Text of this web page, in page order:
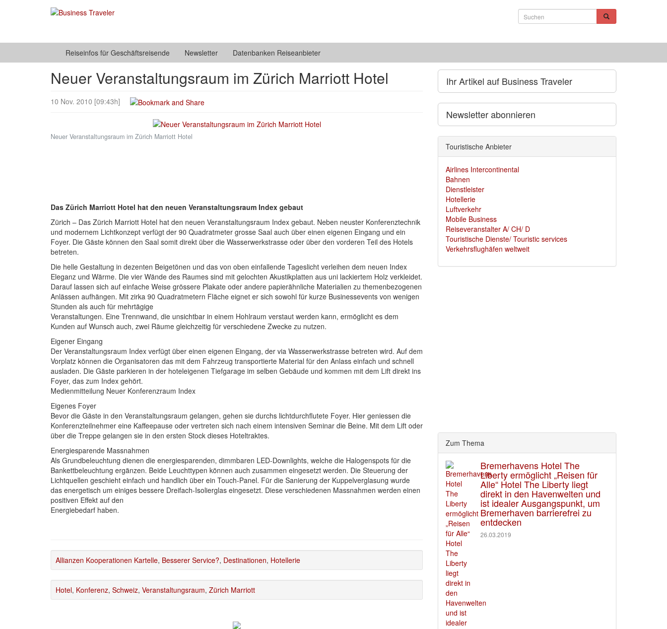
Reiseinfos für Geschäftsreisende Newsletter Datenbanken Reiseanbieter
Neuer Veranstaltungsraum im Zürich Marriott Hotel
10 Nov. 2010 [09:43h]
Neuer Veranstaltungsraum im Zürich Marriott Hotel
Das Zürich Marriott Hotel hat den neuen Veranstaltungsraum Index gebaut
Zürich – Das Zürich Marriott Hotel hat den neuen Veranstaltungsraum Index gebaut. Neben neuster Konferenztechnik
und modernem Lichtkonzept verfügt der 90 Quadratmeter grosse Saal auch über einen eigenen Eingang und ein
Foyer. Die Gäste können den Saal somit direkt über die Wasserwerkstrasse oder über den vorderen Teil des Hotels
betreten.
Die helle Gestaltung in dezenten Beigetönen und das von oben einfallende Tageslicht verleihen dem neuen Index
Eleganz und Wärme. Die vier Wände des Raumes sind mit gelochten Akustikplatten aus uni lackiertem Holz verkleidet.
Darauf lassen sich auf einfache Weise grössere Plakate oder andere papierähnliche Materialien zu themenbezogenen
Anlässen aufhängen. Mit zirka 90 Quadratmetern Fläche eignet er sich sowohl für kurze Businessevents von wenigen
Stunden als auch für mehrtägige
Veranstaltungen. Eine Trennwand, die unsichtbar in einem Hohlraum verstaut werden kann, ermöglicht es dem
Kunden auf Wunsch auch, zwei Räume gleichzeitig für verschiedene Zwecke zu nutzen.
Eigener Eingang
Der Veranstaltungsraum Index verfügt über einen eigenen Eingang, der via Wasserwerkstrasse betreten wird. Auf dem
Vorplatz können die Organisatoren das mit dem Fahrzeug transportierte Material für den Anlass einfach und schnell
ausladen. Die Gäste parkieren in der hoteleigenen Tiefgarage im selben Gebäude und kommen mit dem Lift direkt ins
Foyer, das zum Index gehört.
Medienmitteilung Neuer Konferenzraum Index
Eigenes Foyer
Bevor die Gäste in den Veranstaltungsraum gelangen, gehen sie durchs lichtdurchflutete Foyer. Hier geniessen die
Konferenzteilnehmer eine Kaffeepause oder vertreten sich nach einem intensiven Seminar die Beine. Mit dem Lift oder
über die Treppe gelangen sie in den ersten Stock dieses Hoteltraktes.
Energiesparende Massnahmen
Als Grundbeleuchtung dienen die energiesparenden, dimmbaren LED-Downlights, welche die Halogenspots für die
Bankettbeleuchtung ergänzen. Beide Leuchttypen können auch zusammen eingesetzt werden. Die Steuerung der
Lichtquellen geschieht einfach und handlich über ein Touch-Panel. Für die Sanierung der Kuppelverglasung wurde
das energetisch um einiges bessere Dreifach-Isolierglas eingesetzt. Diese verschiedenen Massnahmen werden einen
positiven Effekt auf den
Energiebedarf haben.
Allianzen Kooperationen Kartelle, Besserer Service?, Destinationen, Hotellerie
Hotel, Konferenz, Schweiz, Veranstaltungsraum, Zürich Marriott
Ihr Artikel auf Business Traveler
Newsletter abonnieren
Touristische Anbieter
Airlines Intercontinental
Bahnen
Dienstleister
Hotellerie
Luftverkehr
Mobile Business
Reiseveranstalter A/ CH/ D
Touristische Dienste/ Touristic services
Verkehrsflughäfen weltweit
Zum Thema
Bremerhavens Hotel The
Liberty ermöglicht „Reisen für
Alle“ Hotel The Liberty liegt
direkt in den Havenwelten und
ist idealer Ausgangspunkt, um
Bremerhaven barrierefrei zu
entdecken
26.03.2019